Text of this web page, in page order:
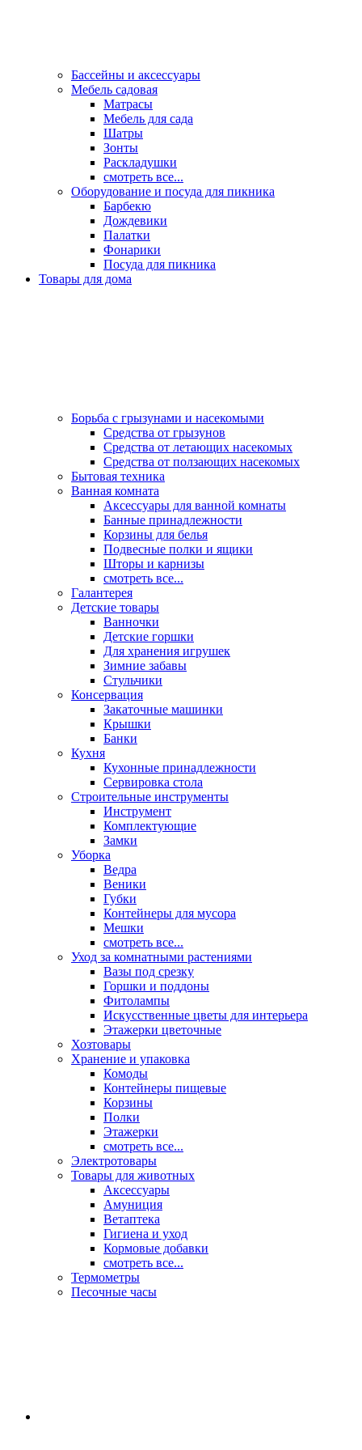
Бассейны и аксессуары
Мебель садовая
Матрасы
Мебель для сада
Шатры
Зонты
Раскладушки
смотреть все...
Оборудование и посуда для пикника
Барбекю
Дождевики
Палатки
Фонарики
Посуда для пикника
Товары для дома
Борьба с грызунами и насекомыми
Средства от грызунов
Средства от летающих насекомых
Средства от ползающих насекомых
Бытовая техника
Ванная комната
Аксессуары для ванной комнаты
Банные принадлежности
Корзины для белья
Подвесные полки и ящики
Шторы и карнизы
смотреть все...
Галантерея
Детские товары
Ванночки
Детские горшки
Для хранения игрушек
Зимние забавы
Стульчики
Консервация
Закаточные машинки
Крышки
Банки
Кухня
Кухонные принадлежности
Сервировка стола
Строительные инструменты
Инструмент
Комплектующие
Замки
Уборка
Ведра
Веники
Губки
Контейнеры для мусора
Мешки
смотреть все...
Уход за комнатными растениями
Вазы под срезку
Горшки и поддоны
Фитолампы
Искусственные цветы для интерьера
Этажерки цветочные
Хозтовары
Хранение и упаковка
Комоды
Контейнеры пищевые
Корзины
Полки
Этажерки
смотреть все...
Электротовары
Товары для животных
Аксессуары
Амуниция
Ветаптека
Гигиена и уход
Кормовые добавки
смотреть все...
Термометры
Песочные часы